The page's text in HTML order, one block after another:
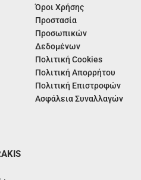
Όροι Χρήσης
Προστασία
Προσωπικών
Δεδομένων
Πολιτική Cookies
Πολιτική Απορρήτου
Πολιτική Επιστροφών
Ασφάλεια Συναλλαγών